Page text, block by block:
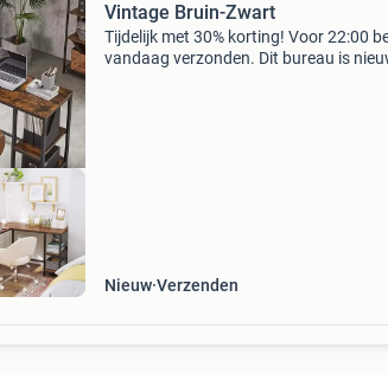
9+
Vintage Bruin-Zwart
Tijdelijk met 30% korting! Voor 22:00
vandaag verzonden. Dit bureau is
Nieuw Verzenden